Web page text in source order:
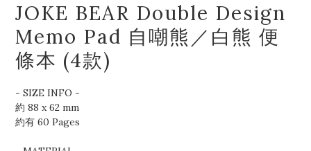
JOKE BEAR Double Design
Memo Pad 自嘲熊／白熊 便
條本 (4款)
- SIZE INFO -
約 88 x 62 mm
約有 60 Pages